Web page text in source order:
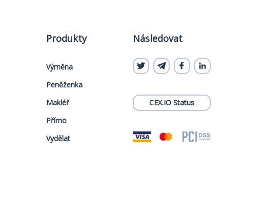
Produkty
Výměna
Peněženka
Makléř
Přímo
Vydělat
Následovat
CEX.IO Status